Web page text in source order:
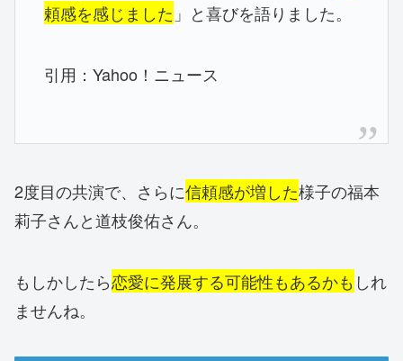
頼感を感じました 」と喜びを語りました。
引用：Yahoo！ニュース
2度目の共演で、さらに信頼感が増した様子の福本
莉子さんと道枝俊佑さん。
もしかしたら恋愛に発展する可能性もあるかも しれ
ませんね。